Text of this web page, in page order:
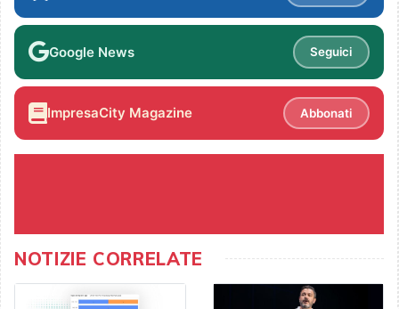
Google News Seguici
ImpresaCity Magazine Abbonati
NOTIZIE CORRELATE